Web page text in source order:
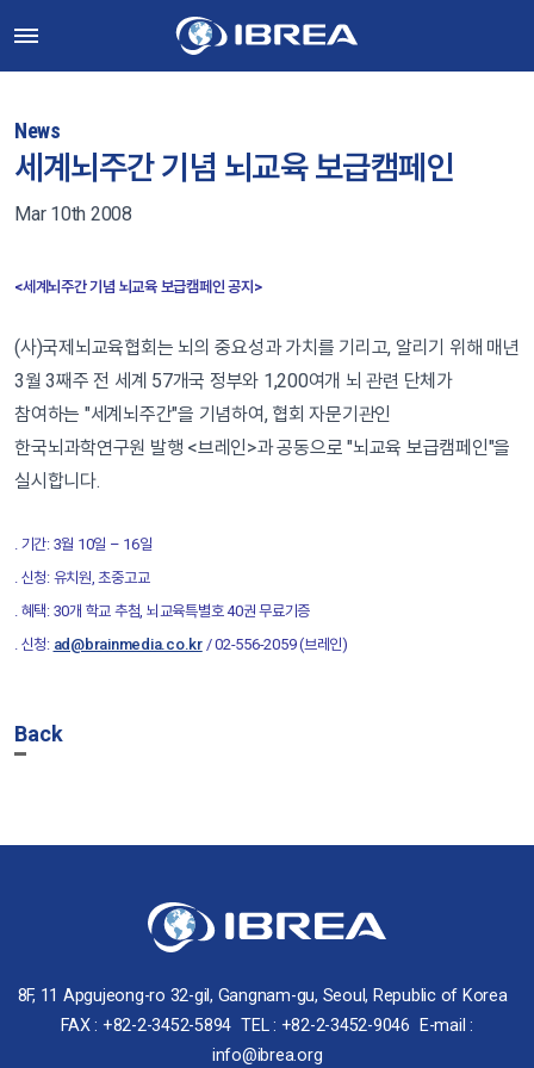
News
세계뇌주간 기념 뇌교육 보급캠페인
Mar 10th 2008
<세계뇌주간 기념 뇌교육 보급캠페인 공지>
(사)국제뇌교육협회는 뇌의 중요성과 가치를 기리고, 알리기 위해 매년
3월 3째주 전 세계 57개국 정부와 1,200여개 뇌 관련 단체가
참여하는 "세계뇌주간"을 기념하여, 협회 자문기관인
한국뇌과학연구원 발행 <브레인>과 공동으로 "뇌교육 보급캠페인"을
실시합니다.
. 기간: 3월 10일 – 16일
. 신청: 유치원, 초중고교
. 혜택: 30개 학교 추첨, 뇌교육특별호 40권 무료기증
. 신청: ad@brainmedia.co.kr/ 02-556-2059 (브레인)
Back
8F, 11 Apgujeong-ro 32-gil, Gangnam-gu, Seoul, Republic of Korea
FAX : +82-2-3452-5894 TEL : +82-2-3452-9046
E-mail :
info@ibrea.org